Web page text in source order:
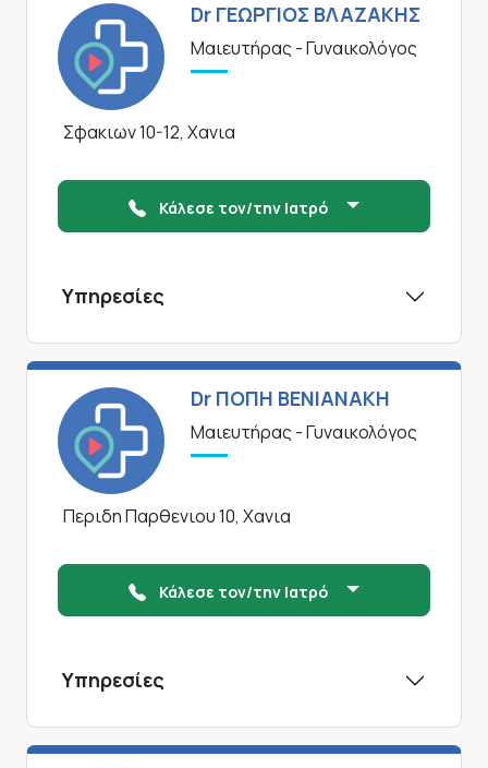
Dr ΓΕΩΡΓΙΟΣ ΒΛΑΖΑΚΗΣ
Μαιευτήρας - Γυναικολόγος
Σφακιων 10-12, Χανια
Κάλεσε τον/την Ιατρό
Υπηρεσίες
Dr ΠΟΠΗ ΒΕΝΙΑΝΑΚΗ
Μαιευτήρας - Γυναικολόγος
Περιδη Παρθενιου 10, Χανια
Κάλεσε τον/την Ιατρό
Υπηρεσίες